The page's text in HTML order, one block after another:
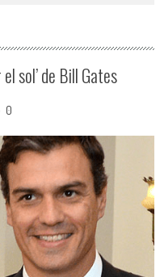
sol’ de Bill Gates
0